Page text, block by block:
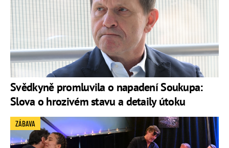
Svědkyně promluvila o napadení Soukupa:
Slova o hrozivém stavu a detaily útoku
ZÁBAVA